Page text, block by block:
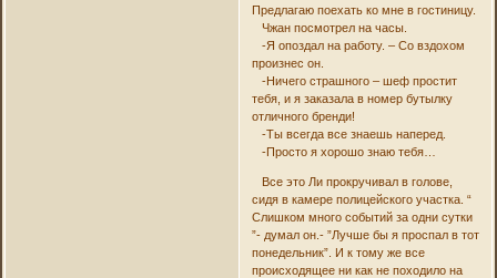
Предлагаю поехать ко мне в гостиницу.
Чжан посмотрел на часы.
-Я опоздал на работу. – Со вздохом
произнес он.
-Ничего страшного – шеф простит
тебя, и я заказала в номер бутылку
отличного бренди!
-Ты всегда все знаешь наперед.
-Просто я хорошо знаю тебя…
Все это Ли прокручивал в голове,
сидя в камере полицейского участка. “
Слишком много событий за одни сутки
”- думал он.- ”Лучше бы я проспал в тот
понедельник”. И к тому же все
происходящее ни как не походило на